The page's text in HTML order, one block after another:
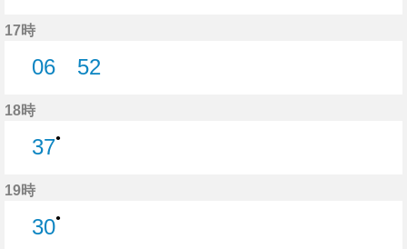
17時
06
52
18時
37●
19時
30●